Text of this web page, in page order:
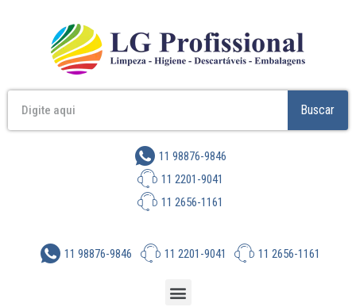
Buscar
11 98876-9846
11 2201-9041
11 2656-1161
11 98876-9846 11 2201-9041 11 2656-1161